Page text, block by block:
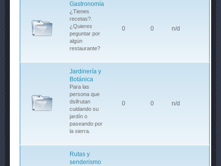
Gastronomía
¿Tienes
recetas?.
¿Quieres
peguntar por
algún
restaurante?
0 0 n/d
Jardinería y
Botánica
Para las
persona que
dsifrutan
cuidando su
jardín o
paseando por
la sierra.
0 0 n/d
Rutas y
senderismo